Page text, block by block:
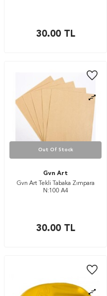
30.00TL
Out Of Stock
Gvn Art
Gvn Art Tekli Tabaka Zımpara
N:100 A4
30.00TL